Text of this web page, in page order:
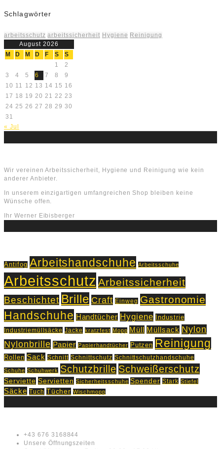
Schlagwörter
arbeitsschutz arbeitssicherheit Hygiene Reinigung
August 2026
M
D M D F S
S
1
2
3
4 5 6 7 8
9
10 11 12 13 14 15 16
17 18 19 20 21 22 23
24 25 26 27 28 29 30
31
« Jul
Wir vereinen Arbeitssicherheit, Hygiene und Reinigung wie kein
anderer Anbieter.
In unserem einzigartigen umfangreichen Shop bleiben keine
Wünsche offen.
Ihr Werner Eibisberger
Antifog Arbeitshandschuhe Arbeitsschuhe
Arbeitsschutz Arbeitssicherheit
Beschichtet Brille Craft Einweg Gastronomie
Handschuhe Handtücher Hygiene Industrie
Industriemüllsäcke Jacke kratzfest Mopp Müll Müllsack Nylon
Nylonbrille Papier Papierhandtücher Putzen Reinigung
Rollen Sack Schnitt Schnittschutz Schnittschutzhandschuhe
Schuhe Schuhwerk Schutzbrille Schweißerschutz
Serviette Servietten Sicherheitsschuhe Spender Stark Stiefel
Säcke Tuch Tücher Wischmopp
+43 676 3168844
Unsere Öffnungszeiten